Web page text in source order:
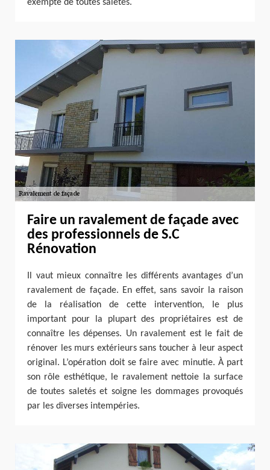
exempte de toutes saletés.
Faire un ravalement de façade avec
des professionnels de S.C
Rénovation
Il vaut mieux connaître les différents avantages d’un
ravalement de façade. En effet, sans savoir la raison
de la réalisation de cette intervention, le plus
important pour la plupart des propriétaires est de
connaître les dépenses. Un ravalement est le fait de
rénover les murs extérieurs sans toucher à leur aspect
original. L’opération doit se faire avec minutie. À part
son rôle esthétique, le ravalement nettoie la surface
de toutes saletés et soigne les dommages provoqués
par les diverses intempéries.